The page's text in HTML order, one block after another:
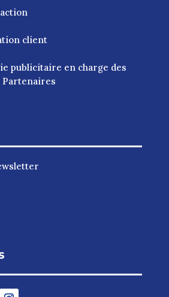
client
publicitaire en charge des
Partenaires